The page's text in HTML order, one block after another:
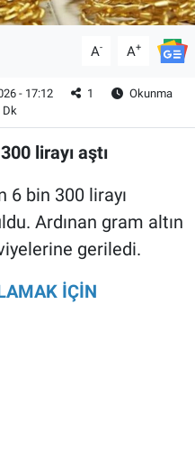
A- A+
- 17:12 1
Okunma
Dk
lirayı aştı
6 bin 300 lirayı
Ardınan gram altın
geriledi.
İÇİN